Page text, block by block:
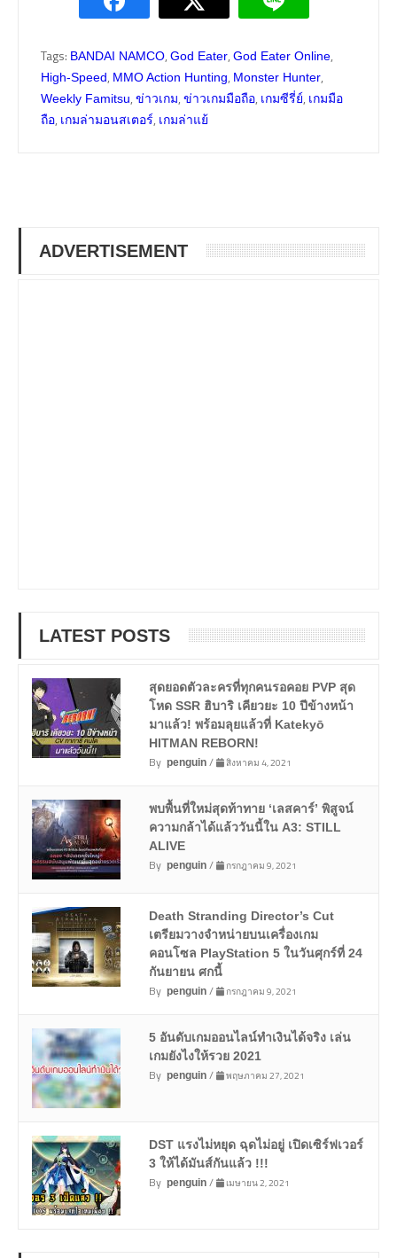
Tags: BANDAI NAMCO, God Eater, God Eater Online,
High-Speed, MMO Action Hunting, Monster Hunter,
Weekly Famitsu, ข่าวเกม, ข่าวเกมมือถือ, เกมซีรี่ย์, เกมมือ
ถือ, เกมล่ามอนสเตอร์, เกมล่าแย้
ADVERTISEMENT
LATEST POSTS
สุดยอดตัวละครที่ทุกคนรอคอย PVP สุด
โหด SSR ฮิบาริ เคียวยะ 10 ปีข้างหน้า
มาแล้ว! พร้อมลุยแล้วที่ Katekyō
HITMAN REBORN!
By penguin/ สิงหาคม 4, 2021
พบพื้นที่ใหม่สุดท้าทาย ‘เลสคาร์’ พิสูจน์
ความกล้าได้แล้ววันนี้ใน A3: STILL
ALIVE
By penguin/ กรกฎาคม 9, 2021
Death Stranding Director’s Cut
เตรียมวางจำหน่ายบนเครื่องเกม
คอนโซล PlayStation 5 ในวันศุกร์ที่ 24
กันยายน ศกนี้
By penguin/ กรกฎาคม 9, 2021
5 อันดับเกมออนไลน์ทำเงินได้จริง เล่น
เกมยังไงให้รวย 2021
By penguin/ พฤษภาคม 27, 2021
DST แรงไม่หยุด ฉุดไม่อยู่ เปิดเซิร์ฟเวอร์
3 ให้ได้มันส์กันแล้ว !!!
By penguin/ เมษายน 2, 2021